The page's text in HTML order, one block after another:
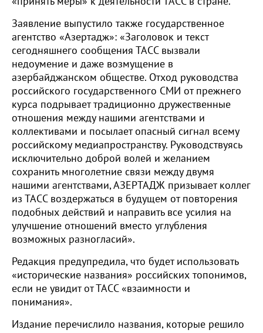
Заявление выпустило также государственное
агентство «Азертадж»: «Заголовок и текст
сегодняшнего сообщения ТАСС вызвали
недоумение и даже возмущение в
азербайджанском обществе. Отход руководства
российского государственного СМИ от прежнего
курса подрывает традиционно дружественные
отношения между нашими агентствами и
коллективами и посылает опасный сигнал всему
российскому медиапространству. Руководствуясь
исключительно доброй волей и желанием
сохранить многолетние связи между двумя
нашими агентствами, АЗЕРТАДЖ призывает коллег
из ТАСС воздержаться в будущем от повторения
подобных действий и направить все усилия на
улучшение отношений вместо углубления
возможных разногласий».
Редакция предупредила, что будет использовать
«исторические названия» российских топонимов,
если не увидит от ТАСС «взаимности и
понимания».
Издание перечислило названия, которые решило